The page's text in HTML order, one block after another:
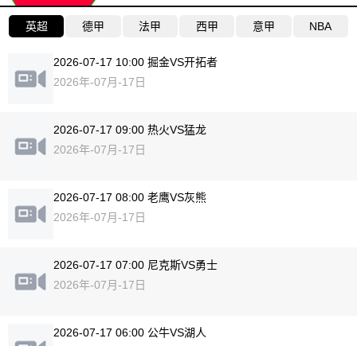
英超 德甲 法甲 西甲 意甲 NBA
2026-07-17 10:00 掘金VS开拓者
2026年-07月-17日
2026-07-17 09:00 热火VS猛龙
2026年-07月-17日
2026-07-17 08:00 老鹰VS灰熊
2026年-07月-17日
2026-07-17 07:00 尼克斯VS勇士
2026年-07月-17日
2026-07-17 06:00 公牛VS湖人